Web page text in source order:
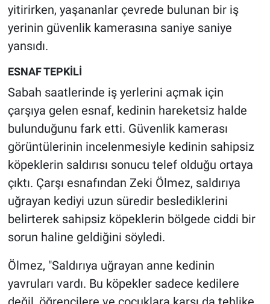
yitirirken, yaşananlar çevrede bulunan bir iş
yerinin güvenlik kamerasına saniye saniye
yansıdı.
ESNAF TEPKİLİ
Sabah saatlerinde iş yerlerini açmak için
çarşıya gelen esnaf, kedinin hareketsiz halde
bulunduğunu fark etti. Güvenlik kamerası
görüntülerinin incelenmesiyle kedinin sahipsiz
köpeklerin saldırısı sonucu telef olduğu ortaya
çıktı. Çarşı esnafından Zeki Ölmez, saldırıya
uğrayan kediyi uzun süredir beslediklerini
belirterek sahipsiz köpeklerin bölgede ciddi bir
sorun haline geldiğini söyledi.
Ölmez, "Saldırıya uğrayan anne kedinin
yavruları vardı. Bu köpekler sadece kedilere